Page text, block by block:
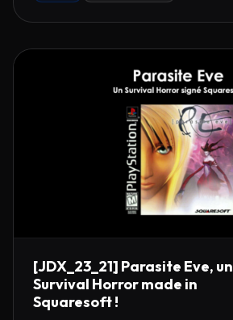
[JDX_23_21] Parasite Eve, un
Survival Horror made in
Squaresoft !